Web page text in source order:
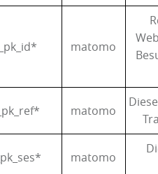
_pk_id* matomo
_pk_ref* matomo
_pk_ses* matomo